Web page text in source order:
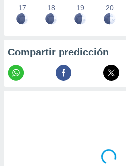
17 18 19 20
Compartir predicción